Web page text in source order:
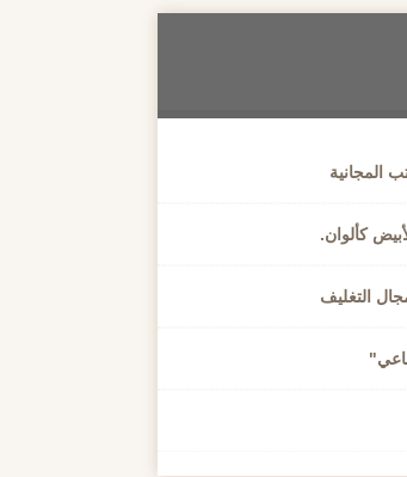
المجانية
كألوان.
التغليف